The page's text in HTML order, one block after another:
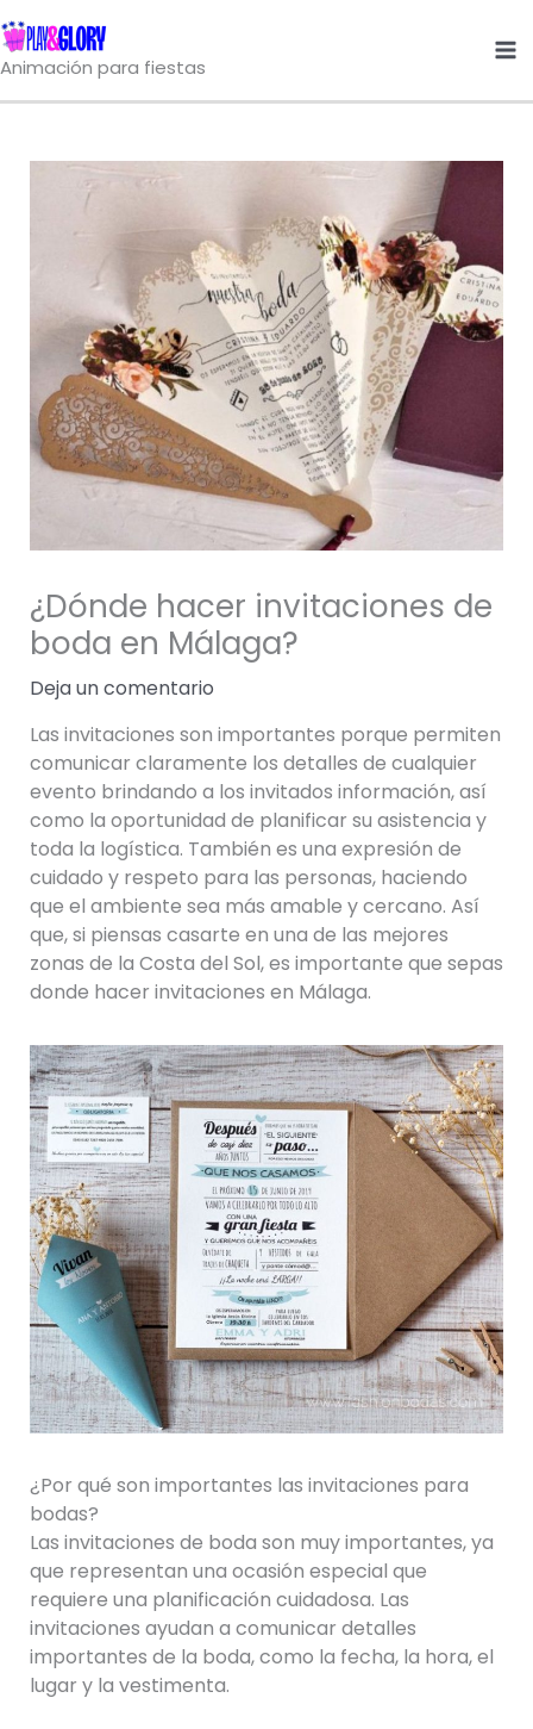
al
contenido
Animación para fiestas
¿Dónde hacer invitaciones de
boda en Málaga?
Deja un comentario
Las invitaciones son importantes porque permiten
comunicar claramente los detalles de cualquier
evento brindando a los invitados información, así
como la oportunidad de planificar su asistencia y
toda la logística. También es una expresión de
cuidado y respeto para las personas, haciendo
que el ambiente sea más amable y cercano. Así
que, si piensas casarte en una de las mejores
zonas de la Costa del Sol, es importante que sepas
donde hacer invitaciones en Málaga.
¿Por qué son importantes las invitaciones para
bodas?
Las invitaciones de boda son muy importantes, ya
que representan una ocasión especial que
requiere una planificación cuidadosa. Las
invitaciones ayudan a comunicar detalles
importantes de la boda, como la fecha, la hora, el
lugar y la vestimenta.